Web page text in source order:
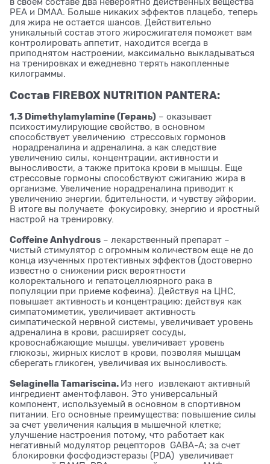
PEA и DMAA. Больше никаких эффектов плацебо, теперь
для жира не остается шансов. Действительно
уникальный состав этого жиросжигателя поможет вам
контролировать аппетит, находится всегда в
приподнятом настроении, максимально выкладываться
на тренировках и ежедневно терять накопленные
килограммы.
Состав FIREBOX NUTRITION PANTERA:
1,3 Dimethylamylamine (Герань) – оказывает
психостимулирующие свойство, в основном
способствует увеличению стрессовых гормонов
норадреналина и адреналина, а как следствие
увеличению силы, концентрации, активности и
выносливости, а также притока крови в мышцы. Еще
стрессовые гормоны способствуют сжиганию жира в
организме. Увеличение норадреналина приводит к
увеличению энергии, бдительности, и чувству эйфории.
В итоге вы получаете фокусировку, энергию и яростный
настрой на тренировку.
Coffeine Anhydrous – лекарственный препарат –
чистый стимулятор с огромным количеством еще не до
конца изученных протективных эффектов (достоверно
известно о снижении риск вероятности
колоректального и гепатоцеллюярного рака в
популяции при приеме кофеина). Действуя на ЦНС,
повышает активность и концентрацию; действуя как
симпатомиметик, увеличивает активность
симпатической нервной системы, увеличивает уровень
адреналина в крови, расширяет сосуды,
кровоснабжающие мышцы, увеличивает уровень
глюкозы, жирных кислот в крови, позволяя мышцам
сберегать гликоген, увеличивая их выносливость.
Selaginella Tamariscina. Из него извлекают активный
ингредиент аментофлавон. Это универсальный
компонент, используемый в основном в спортивном
питании. Его основные преимущества: повышение силы
за счет увеличения кальция в мышечной клетке;
улучшение настроения потому, что работает как
негативный модулятор рецепторов GABA-A; за счет
блокировки фосфодиэстеразы (PDA) увеличивает